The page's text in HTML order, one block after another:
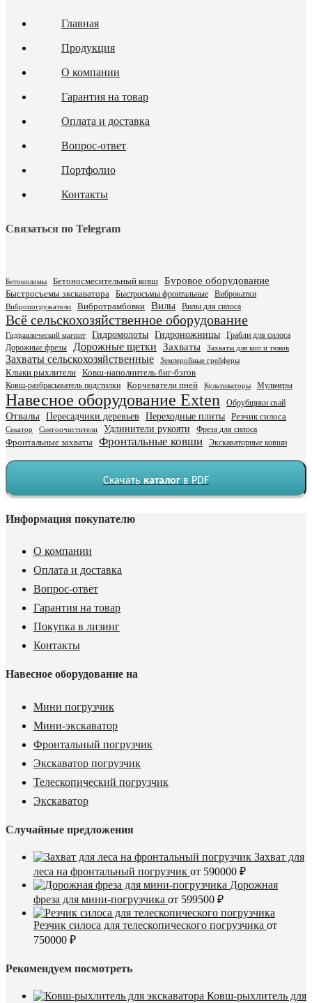
Главная
Продукция
О компании
Гарантия на товар
Оплата и доставка
Вопрос-ответ
Портфолио
Контакты
Связаться по Telegram
Бетоноломы Бетоносмесительный ковш Буровое оборудование
Быстросъемы экскаватора Быстросъмы фронтальные Виброкатки
Вибропогружатели Вибротрамбовки Вилы Вилы для силоса
Всё сельскохозяйственное оборудование
Гидравлический магнит Гидромолоты Гидроножницы
Грабли для силоса
Дорожные фрезы
Дорожные щетки Захваты Захваты для кип и тюков
Захваты сельскохозяйственные Землеройные грейферы
Клыки рыхлители
Ковш-наполнитель биг-бэгов
Ковш-разбрасыватель подстилки
Корчеватели пней Культиваторы Мульчеры
Навесное оборудование Exten Обрубщики свай
Отвалы Пересадчики деревьев Переходные плиты Резчик силоса
Секатор Снегоочистители Удлинители рукояти
Фреза для силоса
Фронтальные захваты
Фронтальные ковши Экскаваторные ковши
Скачать каталог в PDF
Информация покупателю
О компании
Оплата и доставка
Вопрос-ответ
Гарантия на товар
Покупка в лизинг
Контакты
Навесное оборудование на
Мини погрузчик
Мини-экскаватор
Фронтальный погрузчик
Экскаватор погрузчик
Телескопический погрузчик
Экскаватор
Случайные предложения
Захват для
леса на фронтальный погрузчик от 590000 ₽
Дорожная
фреза для мини-погрузчика от 599500 ₽
Резчик силоса для телескопического погрузчика от
750000 ₽
Рекомендуем посмотреть
Ковш-рыхлитель для